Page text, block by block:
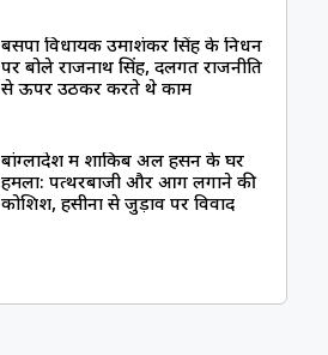
बसपा विधायक उमाशंकर सिंह के निधन
पर बोले राजनाथ सिंह, दलगत राजनीति
से ऊपर उठकर करते थे काम
बांग्लादेश में शाकिब अल हसन के घर
हमला: पत्थरबाजी और आग लगाने की
कोशिश, हसीना से जुड़ाव पर विवाद